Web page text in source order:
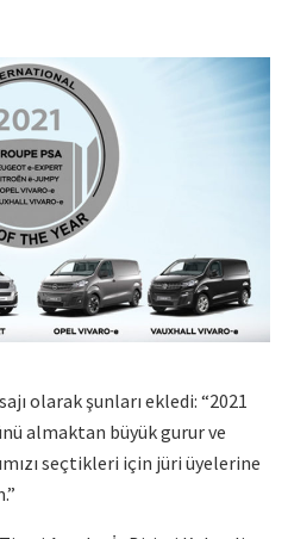
olarak şunları ekledi: “2021
almaktan büyük gurur ve
seçtikleri için jüri üyelerine